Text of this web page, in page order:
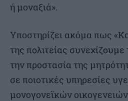
ή μοναξιά».
Υποστηρίζει ακόμα πως
της πολιτείας συνεχίζουμε
την προστασία της
σε ποιοτικές υπηρεσίες
μονογονεϊκών